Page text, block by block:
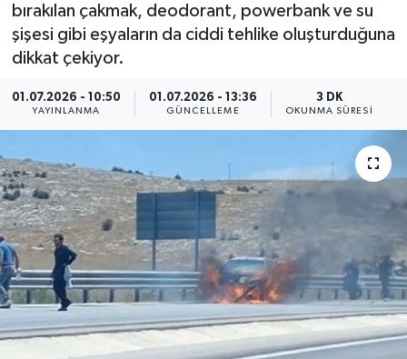
bırakılan çakmak, deodorant, powerbank ve su
şişesi gibi eşyaların da ciddi tehlike oluşturduğuna
dikkat çekiyor.
01.07.2026 - 10:50
YAYINLANMA
01.07.2026 - 13:36
GÜNCELLEME
3 DK
OKUNMA SÜRESI
SAĞLIK
SPOR
YAŞAM
Yerel